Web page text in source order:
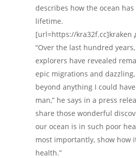
describes how the ocean
lifetime.
[url=https://kra32f.cc]kraken
“Over the last hundred
explorers have revealed
epic migrations and
beyond anything I could
man,” he says in a press
share those wonderful
our ocean is in such poor
most importantly, show how
health.”